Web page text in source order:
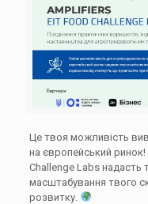
Це твоя можливість
на європейський
Challenge Labs надасть
масштабування твого
розвитку.